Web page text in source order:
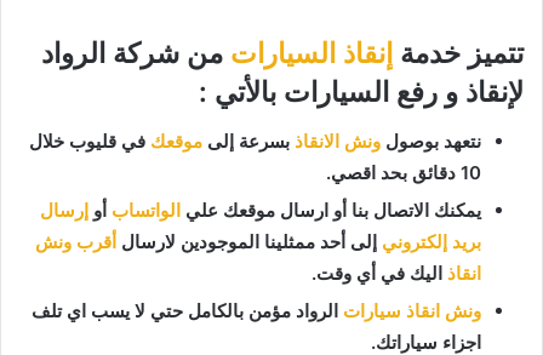
تتميز خدمة إنقاذ السيارات من شركة الرواد
لإنقاذ و رفع السيارات بالأتي :
نتعهد بوصول ونش الانقاذ بسرعة إلى موقعك في قليوب خلال
10 دقائق بحد اقصي.
يمكنك الاتصال بنا أو ارسال موقعك علي الواتساب أو إرسال
بريد إلكتروني إلى أحد ممثلينا الموجودين لارسال أقرب ونش
انقاذ اليك في أي وقت.
ونش انقاذ سيارات الرواد مؤمن بالكامل حتي لا يسب اي تلف
اجزاء سياراتك.